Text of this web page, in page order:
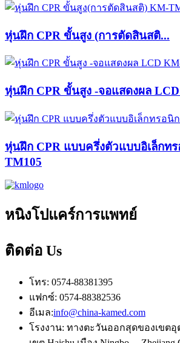
หุ่นฝึก CPR ขั้นสูง (การตัดสินสติ...
หุ่นฝึก CPR ขั้นสูง -จอแสดงผล
หุ่นฝึก CPR แบบครึ่งตัวแบบอิเล็กท
TM105
หนิงโปแคร์การแพทย์
ติดต่อ Us
โทร: 0574-88381395
แฟกซ์: 0574-88382536
อีเมล:info@china-kamed.com
โรงงาน: ทางตะวันออกสุดของเขตอุ